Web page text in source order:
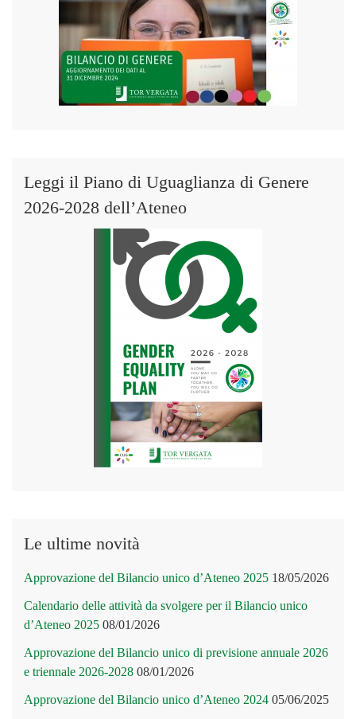
Leggi il Piano di Uguaglianza di Genere
2026-2028 dell’Ateneo
Le ultime novità
Approvazione del Bilancio unico d’Ateneo 2025 18/05/2026
Calendario delle attività da svolgere per il Bilancio unico
d’Ateneo 2025 08/01/2026
Approvazione del Bilancio unico di previsione annuale 2026
e triennale 2026-2028 08/01/2026
Approvazione del Bilancio unico d’Ateneo 2024 05/06/2025